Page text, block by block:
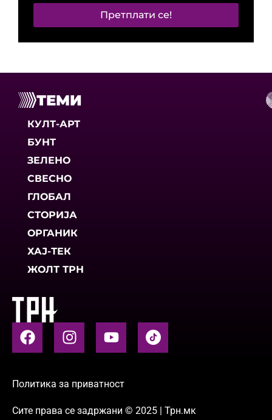
Претплати се!
ТЕМИ
КУЛТ-АРТ
БУНТ
ЗЕЛЕНО
СВЕСНО
ГЛОБАЛ
СТОРИЈА
ОРГАНИК
ХАЈ-ТЕК
ЖОЛТ ТРН
Политика за приватност
Сите права се задржани © 2025 | Трн.мк